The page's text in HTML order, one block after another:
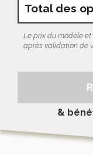
Total des
Le prix du modèle et
après validation de
&